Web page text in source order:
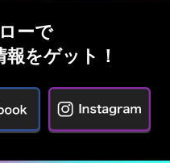
ーで
をゲット！